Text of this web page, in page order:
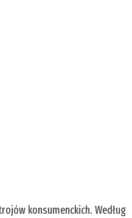
konsumenckich. Według